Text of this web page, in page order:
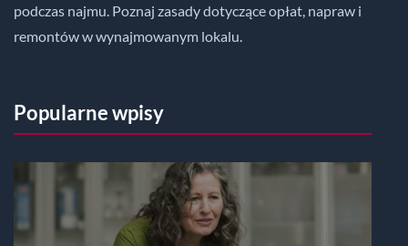
podczas najmu. Poznaj zasady dotyczące opłat, napraw i
remontów w wynajmowanym lokalu.
Popularne wpisy